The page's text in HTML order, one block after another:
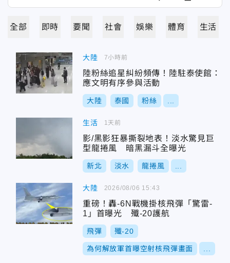
全部 即時 要聞 社會 娛樂 體育 生活
大陸
陸粉絲追星糾紛頻傳！陸駐泰使館：
應文明有序參與活動
大陸 泰國 粉絲
7小時前
生活
影/黑影狂暴撕裂地表！淡水驚見巨
型龍捲風 暗黑漏斗全曝光
新北 淡水 龍捲風
1天前
大陸
重磅！轟-6N戰機掛核飛彈「驚雷-
1」首曝光 殲-20護航
飛彈 殲-20
為何解放軍首曝空射核飛彈畫面
2026/08/06 15:43